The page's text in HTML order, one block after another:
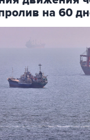
на 60